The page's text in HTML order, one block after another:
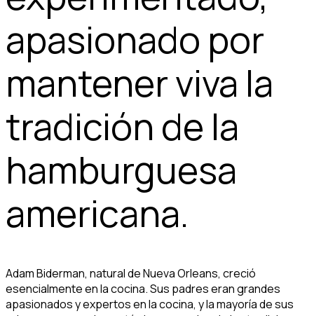
apasionado por
mantener viva la
tradición de la
hamburguesa
americana.
Adam Biderman, natural de Nueva Orleans, creció
esencialmente en la cocina. Sus padres eran grandes
apasionados y expertos en la cocina, y la mayoría de sus